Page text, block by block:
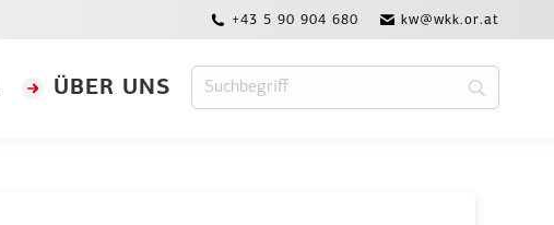
+43 5 90 904 680 kw@wkk.or.at
ÜBER UNS